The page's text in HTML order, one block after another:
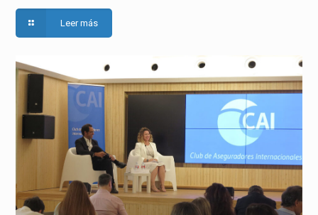
Leer más